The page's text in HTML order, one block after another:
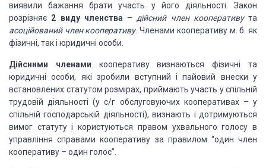
виявили бажання брати участь у його діяльності. Закон
розрізняє 2 виду членства – дійсний член кооперативута
асоційований член кооперативу. Членами кооперативу м. б. як
фізичні, так і юридичні особи.
Дійсними членами кооперативу визнаються фізичні та
юридичні особи, які зробили вступний і пайовий внески у
встановлених статутом розмірах, приймають участь у спільній
трудовій діяльності (у с/г обслуговуючих кооперативах – у
спільній господарській діяльності), визнають і дотримуються
вимог статуту і користуються правом ухвального голосу в
управління справами кооперативу за правилом “один член
кооперативу – один голос”.